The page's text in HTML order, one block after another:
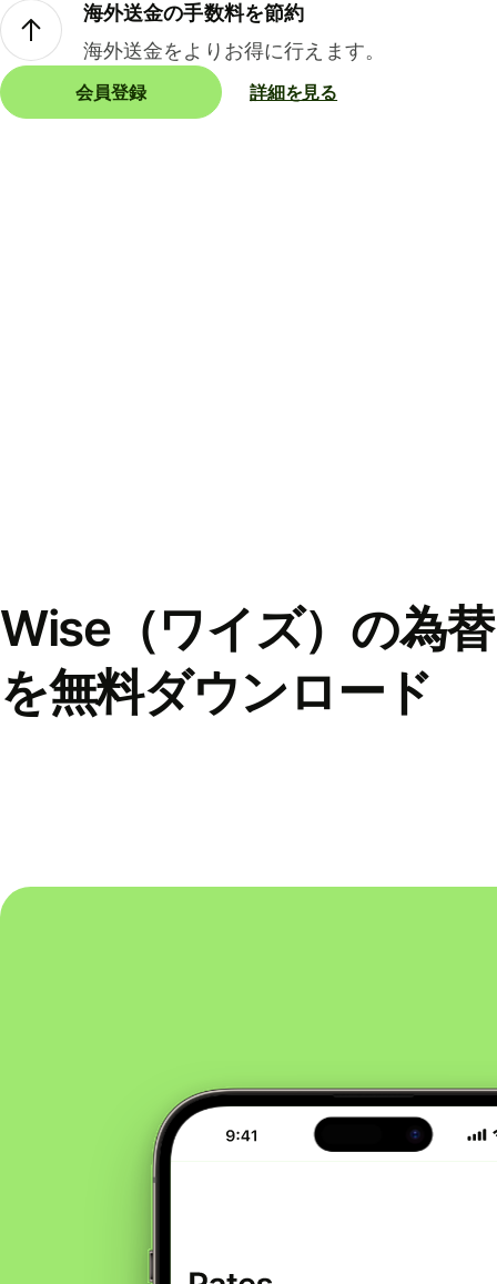
海外送金の手数料を節約
海外送金をよりお得に行えます。
会員登録 詳細を見る
Wise（ワイズ）の為
を無料ダウンロード